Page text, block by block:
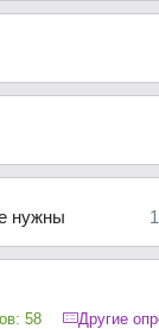
нужны
58 Другие